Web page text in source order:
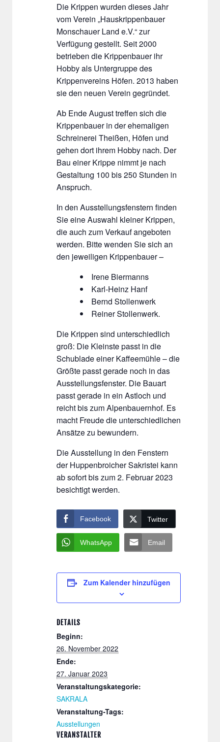
Die Krippen wurden dieses Jahr
vom Verein „Hauskrippenbauer
Monschauer Land e.V.“ zur
Verfügung gestellt. Seit 2000
betrieben die Krippenbauer ihr
Hobby als Untergruppe des
Krippenvereins Höfen. 2013 haben
sie den neuen Verein gegründet.
Ab Ende August treffen sich die
Krippenbauer in der ehemaligen
Schreinerei Theißen, Höfen und
gehen dort ihrem Hobby nach. Der
Bau einer Krippe nimmt je nach
Gestaltung 100 bis 250 Stunden in
Anspruch.
In den Ausstellungsfenstern finden
Sie eine Auswahl kleiner Krippen,
die auch zum Verkauf angeboten
werden. Bitte wenden Sie sich an
den jeweiligen Krippenbauer –
Irene Biermanns
Karl-Heinz Hanf
Bernd Stollenwerk
Reiner Stollenwerk.
Die Krippen sind unterschiedlich
groß: Die Kleinste passt in die
Schublade einer Kaffeemühle – die
Größte passt gerade noch in das
Ausstellungsfenster. Die Bauart
passt gerade in ein Astloch und
reicht bis zum Alpenbauernhof. Es
macht Freude die unterschiedlichen
Ansätze zu bewundern.
Die Ausstellung in den Fenstern
der Huppenbroicher Sakristei kann
ab sofort bis zum 2. Februar 2023
besichtigt werden.
Facebook Twitter
WhatsApp Email
Zum Kalender hinzufügen
DETAILS
Beginn:
26. November 2022
Ende:
27. Januar 2023
Veranstaltungskategorie:
SAKRALA
Veranstaltung-Tags:
Ausstellungen
VERANSTALTER